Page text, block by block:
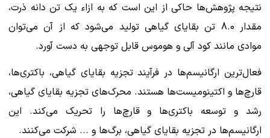
نتیجه پژوهش‌ها حاکی از این است که به ازاء یک تن دانه ذرت،
مقدار 8.0 تن بقایای گیاهی تولید می‌شود که از آن می‌توان
موادی مانند کود آلی و هوموس قابل توجهی به دست آورد.
فعال‌ترین ارگانیسم‌ها در فرآیند تجزیه بقایای گیاهی، باکتری‌ها،
قارچ‌ها و اکتینومیست‌ها هستند. محرک‌های تجزیه بقایای گیاهی،
رشد و توسعه باکتری‌ها و قارچ‌ها را تحریک می‌کند. این
ارگانیسم‌ها در تجزیه بقایای گیاهی، برگ‌ها و ... شرکت می‌کنند.